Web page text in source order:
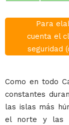
Para
cuenta el
seguridad
Como en todo
constantes
las islas más
el norte y las